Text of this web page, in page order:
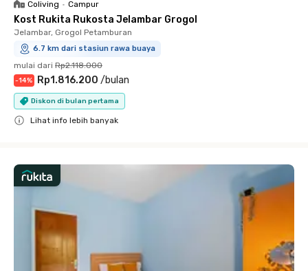
Coliving • Campur
Kost Rukita Rukosta Jelambar Grogol
Jelambar, Grogol Petamburan
6.7 km dari stasiun rawa buaya
mulai dari Rp2.118.000
-14% Rp1.816.200 /bulan
Diskon di bulan pertama
Lihat info lebih banyak